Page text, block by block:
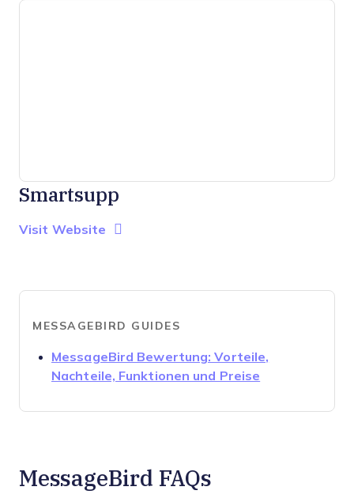
Smartsupp
Visit Website Opens New Window
MESSAGEBIRD GUIDES
MessageBird Bewertung: Vorteile,
Nachteile, Funktionen und Preise
MessageBird FAQs